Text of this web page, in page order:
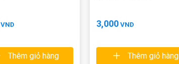
VND
Thêm giỏ hàng
3,000VND
Thêm giỏ hàng